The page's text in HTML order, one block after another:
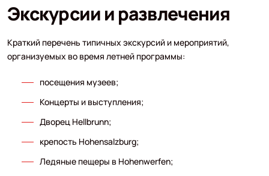
Экскурсии и развлечения
Краткий перечень типичных экскурсий и мероприятий,
организуемых во время летней программы:
посещения музеев;
Концерты и выступления;
Дворец Hellbrunn;
крепость Hohensalzburg;
Ледяные пещеры в Hohenwerfen;